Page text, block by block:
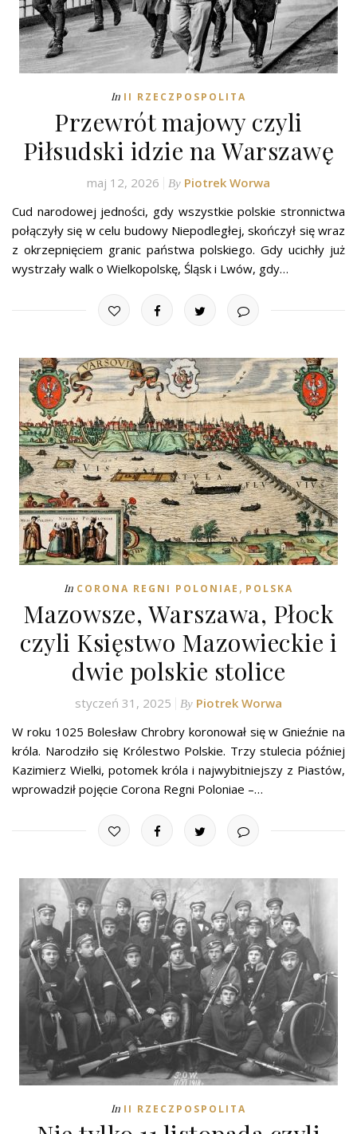
In II RZECZPOSPOLITA
Przewrót majowy czyli
Piłsudski idzie na Warszawę
maj 12, 2026 By Piotrek Worwa
Cud narodowej jedności, gdy wszystkie polskie stronnictwa
połączyły się w celu budowy Niepodległej, skończył się wraz
z okrzepnięciem granic państwa polskiego. Gdy ucichły już
wystrzały walk o Wielkopolskę, Śląsk i Lwów, gdy…
In CORONA REGNI POLONIAE , POLSKA
Mazowsze, Warszawa, Płock
czyli Księstwo Mazowieckie i
dwie polskie stolice
styczeń 31, 2025 By Piotrek Worwa
W roku 1025 Bolesław Chrobry koronował się w Gnieźnie na
króla. Narodziło się Królestwo Polskie. Trzy stulecia później
Kazimierz Wielki, potomek króla i najwybitniejszy z Piastów,
wprowadził pojęcie Corona Regni Poloniae –…
In II RZECZPOSPOLITA